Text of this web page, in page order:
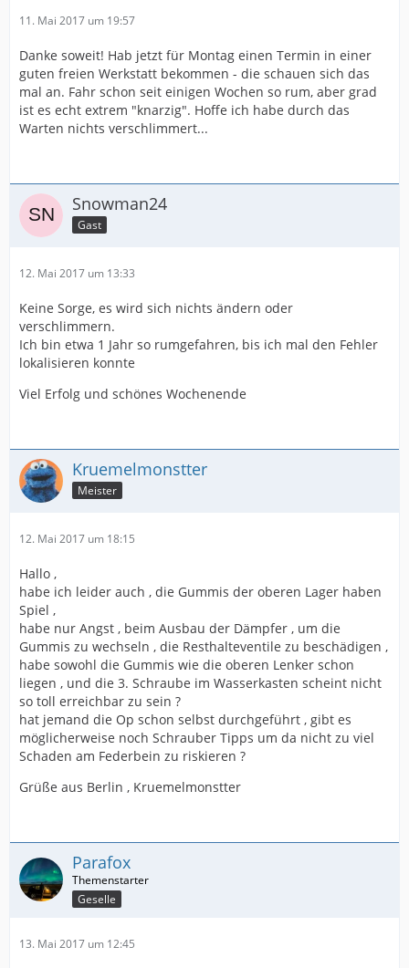
11. Mai 2017 um 19:57
Danke soweit! Hab jetzt für Montag einen Termin in einer
guten freien Werkstatt bekommen - die schauen sich das
mal an. Fahr schon seit einigen Wochen so rum, aber grad
ist es echt extrem "knarzig". Hoffe ich habe durch das
Warten nichts verschlimmert...
Snowman24
Gast
12. Mai 2017 um 13:33
Keine Sorge, es wird sich nichts ändern oder
verschlimmern.
Ich bin etwa 1 Jahr so rumgefahren, bis ich mal den Fehler
lokalisieren konnte
Viel Erfolg und schönes Wochenende
Kruemelmonstter
Meister
12. Mai 2017 um 18:15
Hallo ,
habe ich leider auch , die Gummis der oberen Lager haben
Spiel ,
habe nur Angst , beim Ausbau der Dämpfer , um die
Gummis zu wechseln , die Resthalteventile zu beschädigen ,
habe sowohl die Gummis wie die oberen Lenker schon
liegen , und die 3. Schraube im Wasserkasten scheint nicht
so toll erreichbar zu sein ?
hat jemand die Op schon selbst durchgeführt , gibt es
möglicherweise noch Schrauber Tipps um da nicht zu viel
Schaden am Federbein zu riskieren ?
Grüße aus Berlin , Kruemelmonstter
Parafox
Geselle
13. Mai 2017 um 12:45